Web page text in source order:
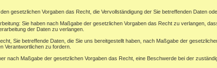
gesetzlichen Vorgaben das Recht, die Vervollständigung der Sie betreffenden Daten
Sie haben nach Maßgabe der gesetzlichen Vorgaben das Recht zu verlangen,
der Daten zu verlangen.
Sie betreffende Daten, die Sie uns bereitgestellt haben, nach Maßgabe der
Verantwortlichen zu fordern.
nach Maßgabe der gesetzlichen Vorgaben das Recht, eine Beschwerde bei der